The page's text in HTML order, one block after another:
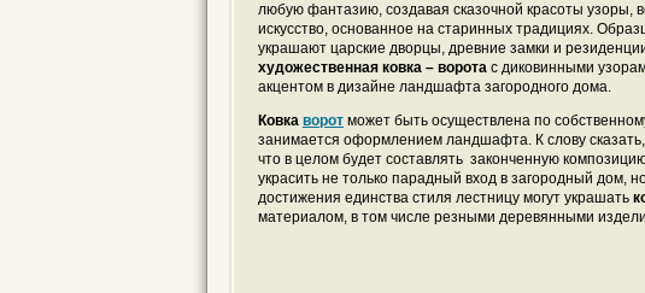
любую фантазию, создавая сказочной красоты узоры,
искусство, основанное на старинных традициях.
украшают царские дворцы, древние замки и
художественная ковка – ворота с диковинными
акцентом в дизайне ландшафта загородного дома.
Ковка ворот может быть осуществлена по
занимается оформлением ландшафта. К слову
что в целом будет составлять законченную
украсить не только парадный вход в загородный дом,
достижения единства стиля лестницу могут украшать
материалом, в том числе резными деревянными